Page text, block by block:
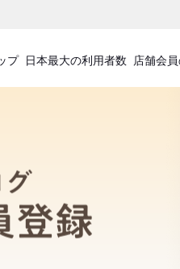
プ 日本最大の利用者数 店舗会